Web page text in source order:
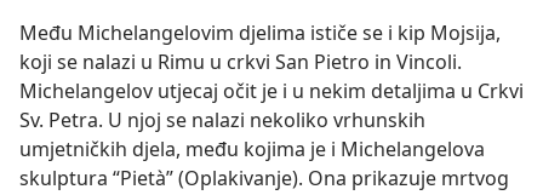
Među Michelangelovim djelima ističe se i kip Mojsija,
koji se nalazi u Rimu u crkvi San Pietro in Vincoli.
Michelangelov utjecaj očit je i u nekim detaljima u Crkvi
Sv. Petra. U njoj se nalazi nekoliko vrhunskih
umjetničkih djela, među kojima je i Michelangelova
skulptura “Pietà” (Oplakivanje). Ona prikazuje mrtvog